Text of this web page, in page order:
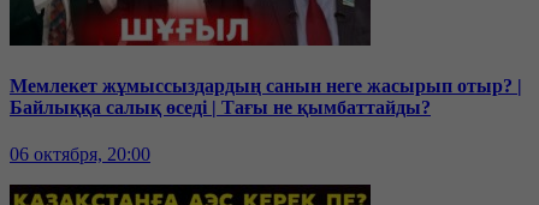
Мемлекет жұмыссыздардың санын неге жасырып отыр? |
Байлыққа салық өседі | Тағы не қымбаттайды?
06 октября, 20:00